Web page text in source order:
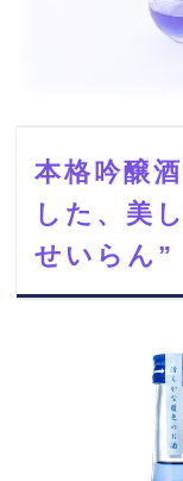
本格吟醸
した、美
せいらん”